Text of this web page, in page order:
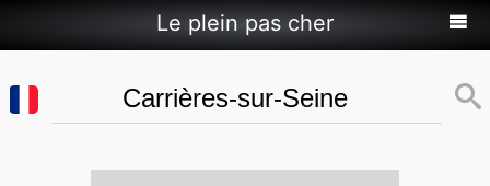
Le plein pas cher